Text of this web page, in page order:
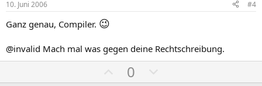
v
S
t
v
S
t
10. Juni 2006 #4
Ganz genau, Compiler. 😉
@invalid Mach mal was gegen deine Rechtschreibung.
0